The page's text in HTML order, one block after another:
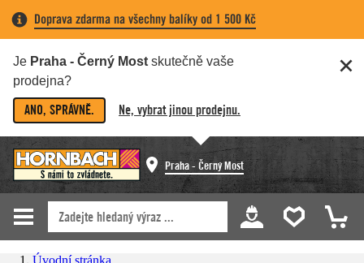
Doprava zdarma na všechny balíky od 1 500 Kč
Je Praha - Černý Most skutečně vaše
prodejna?
ANO, SPRÁVNĚ. Ne, vybrat jinou prodejnu.
Praha - Černý Most
Úvodní stránka